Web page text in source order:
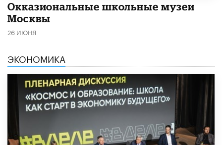
​Окказиональные школьные музеи
Москвы
26 ИЮНЯ
ЭКОНОМИКА